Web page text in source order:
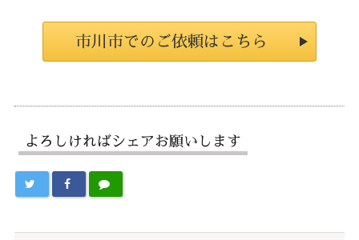
市川市でのご依頼はこちら
よろしければシェアお願いします